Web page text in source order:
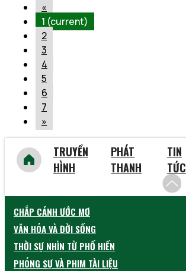
«
1 (current)
2
3
4
5
6
7
»
TRUYỀN
HÌNH
PHÁT
THANH
TIN
TỨC
CHẮP CÁNH ƯỚC MƠ
VĂN HÓA VÀ ĐỜI SỐNG
THỜI SỰ NHÌN TỪ PHỐ HIẾN
PHÓNG SỰ VÀ PHIM TÀI LIỆU